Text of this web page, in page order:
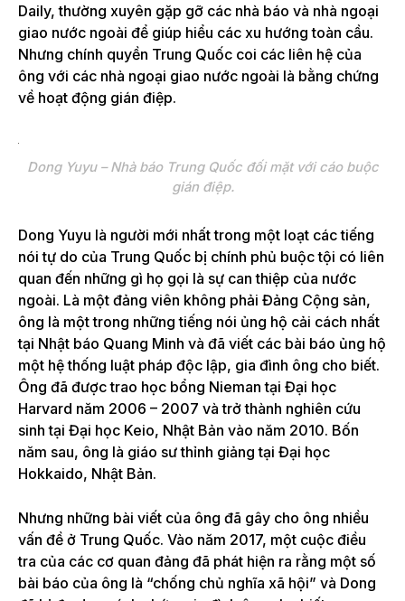
Daily, thường xuyên gặp gỡ các nhà báo và nhà ngoại
giao nước ngoài để giúp hiểu các xu hướng toàn cầu.
Nhưng chính quyền Trung Quốc coi các liên hệ của
ông với các nhà ngoại giao nước ngoài là bằng chứng
về hoạt động gián điệp.
Dong Yuyu – Nhà báo Trung Quốc đối mặt với cáo buộc
gián điệp.
Dong Yuyu là người mới nhất trong một loạt các tiếng
nói tự do của Trung Quốc bị chính phủ buộc tội có liên
quan đến những gì họ gọi là sự can thiệp của nước
ngoài. Là một đảng viên không phải Đảng Cộng sản,
ông là một trong những tiếng nói ủng hộ cải cách nhất
tại Nhật báo Quang Minh và đã viết các bài báo ủng hộ
một hệ thống luật pháp độc lập, gia đình ông cho biết.
Ông đã được trao học bổng Nieman tại Đại học
Harvard năm 2006 – 2007 và trở thành nghiên cứu
sinh tại Đại học Keio, Nhật Bản vào năm 2010. Bốn
năm sau, ông là giáo sư thỉnh giảng tại Đại học
Hokkaido, Nhật Bản.
Nhưng những bài viết của ông đã gây cho ông nhiều
vấn đề ở Trung Quốc. Vào năm 2017, một cuộc điều
tra của các cơ quan đảng đã phát hiện ra rằng một số
bài báo của ông là “chống chủ nghĩa xã hội” và Dong